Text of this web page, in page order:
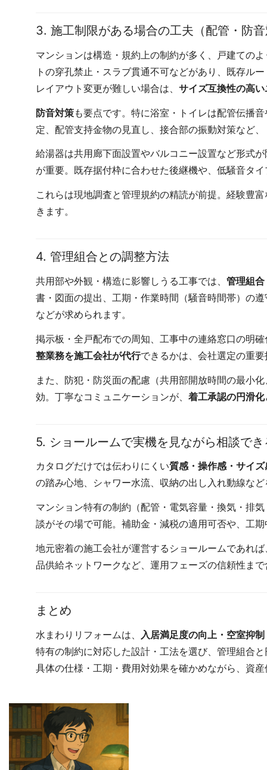
3. 施工制限がある場合の工夫（配管・防
マンションは構造・規約上の制約が多く、戸建ての
トの穿孔禁止・スラブ貫通不可などがあり、既存ル
レイアウト変更が難しい場合は、 サイズ互換性の高
防音対策も要点です。特に浴室・トイレは配管伝播
定、配管支持金物の見直し、接合部の振動対策など、
給湯器は共用廊下面設置やバルコニー設置など形式
が重要。既存据付枠に合わせた後継機や、低騒音タ
これらは現地調査と管理規約の精読が前提。経験豊
きます。
4. 管理組合との調整方法
共用部や外観・構造に影響しうる工事では、 管理組
書・図面の提出、工期・作業時間（騒音時間帯）の
などが求められます。
掲示板・全戸配布での周知、工事中の連絡窓口の明
整業務を施工会社が代行できるかは、会社選定の重
また、防犯・防災面の配慮（共用部開放時間の最小
効。丁寧なコミュニケーションが、 着工承認の円滑
5. ショールームで実機を見ながら相談で
カタログだけでは伝わりにくい質感・操作感・サイズ
の踏み心地、シャワー水流、収納の出し入れ動線な
マンション特有の制約（配管・電気容量・換気・排
談がその場で可能。補助金・減税の適用可否や、工
地元密着の施工会社が運営するショールームであれば
品供給ネットワークなど、運用フェーズの信頼性ま
まとめ
水まわりリフォームは、 入居満足度の向上・空室抑
特有の制約に対応した設計・工法を選び、管理組合
具体の仕様・工期・費用対効果を確かめながら、資